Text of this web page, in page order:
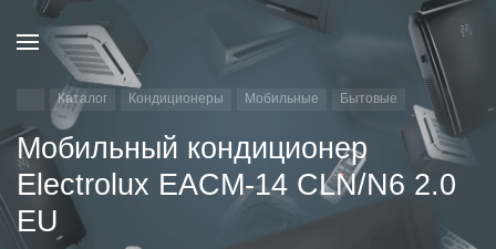
Каталог Кондиционеры Мобильные Бытовые
Мобильный кондиционер
Electrolux EACM-14 CLN/N6 2.0
EU